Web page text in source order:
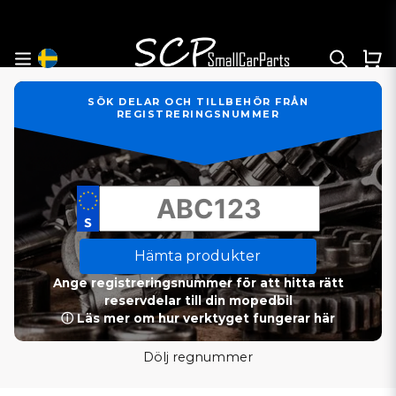
SÖK DELAR OCH TILLBEHÖR FRÅN
REGISTRERINGSNUMMER
Hämta produkter
Ange registreringsnummer för att hitta rätt
reservdelar till din mopedbil
ⓘ Läs mer om hur verktyget fungerar här
Dölj regnummer